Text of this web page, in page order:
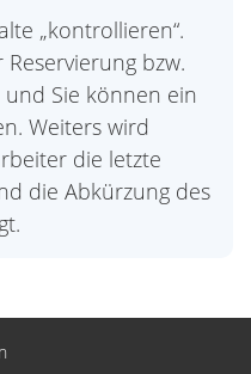
„kontrollieren“.
bzw.
Sie können ein
Weiters wird
die letzte
die Abkürzung des